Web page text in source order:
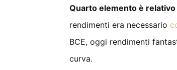
Quarto elemento è relativo
rendimenti era necessario
BCE, oggi rendimenti
curva.